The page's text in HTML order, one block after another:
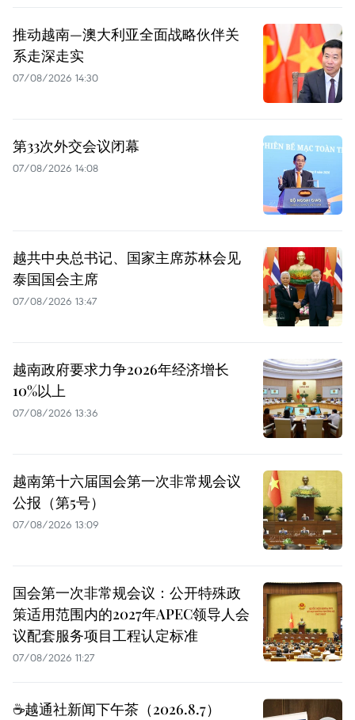
推动越南—澳大利亚全面战略伙伴关
系走深走实
07/08/2026 14:30
第33次外交会议闭幕
07/08/2026 14:08
越共中央总书记、国家主席苏林会见
泰国国会主席
07/08/2026 13:47
越南政府要求力争2026年经济增长
10%以上
07/08/2026 13:36
越南第十六届国会第一次非常规会议
公报（第5号）
07/08/2026 13:09
国会第一次非常规会议：公开特殊政
策适用范围内的2027年APEC领导人会
议配套服务项目工程认定标准
07/08/2026 11:27
☕️越通社新闻下午茶（2026.8.7）